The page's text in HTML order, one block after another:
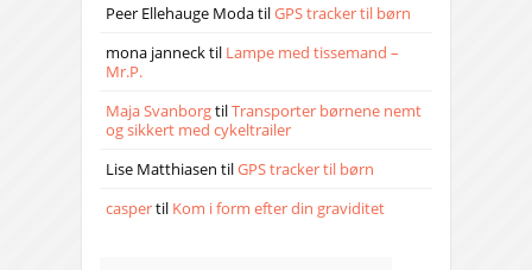
Peer Ellehauge ModatilGPS tracker til børn
mona jannecktil Lampe med tissemand –
Mr.P.
Maja SvanborgtilTransporter børnene nemt
og sikkert med cykeltrailer
Lise Matthiasen tilGPS tracker til børn
caspertil Kom i form efter din graviditet